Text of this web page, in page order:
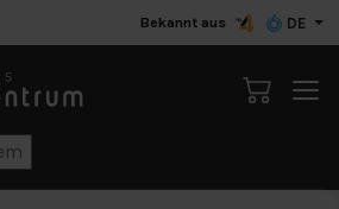
Bekannt aus DE